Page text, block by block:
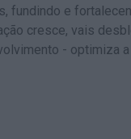
fundindo e
cresce, vais
- optimiza a